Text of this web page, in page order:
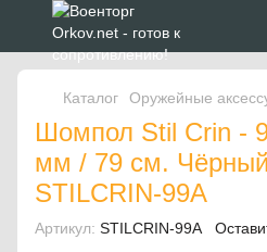
Каталог Оружейные
Шомпол Stil Crin -
мм / 79 см.
STILCRIN-99A
Артикул: STILCRIN-99A